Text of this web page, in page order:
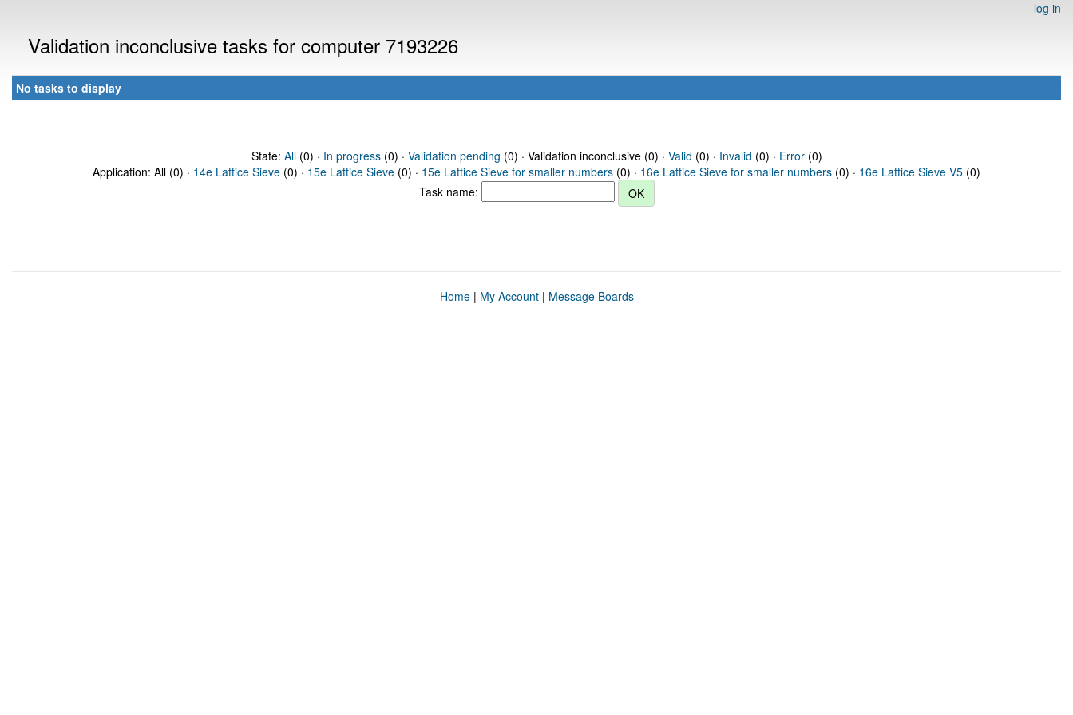
log in
Validation inconclusive tasks for computer 7193226
No tasks to display
State: All(0) · In progress(0) · Validation pending (0) · Validation inconclusive (0) · Valid (0) · Invalid (0) · Error(0)
Application: All (0) · 14e Lattice Sieve (0) · 15e Lattice Sieve (0) · 15e Lattice Sieve for smaller numbers (0) · 16e Lattice Sieve for smaller numbers (0) · 16e Lattice Sieve V5 (0)
Task name:
Home| My Account| Message Boards